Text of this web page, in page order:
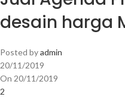
desain harga
Posted byadmin
20/11/2019
On 20/11/2019
2